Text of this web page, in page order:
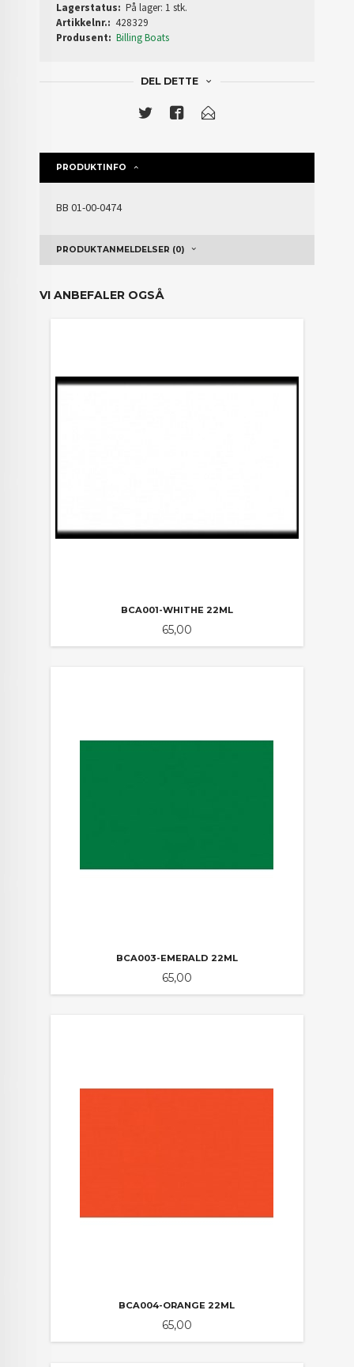
Lagerstatus: På lager: 1 stk.
Artikkelnr.: 428329
Produsent: Billing Boats
DEL DETTE
PRODUKTINFO
BB01-00-0474
PRODUKTANMELDELSER (0)
VI ANBEFALER OGSÅ
BCA001-WHITHE 22ML
Pris
65,00
BCA003-EMERALD 22ML
Pris
65,00
BCA004-ORANGE 22ML
Pris
65,00